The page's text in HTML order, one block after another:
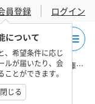
員登録
について
、希望条件に応じ
ルが届いたり、会
とができます。
閉じる
ログイン
雄勝郡羽後町の貸し倉庫・賃貸倉庫 物件一覧